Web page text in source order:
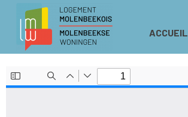
ACCUEIL